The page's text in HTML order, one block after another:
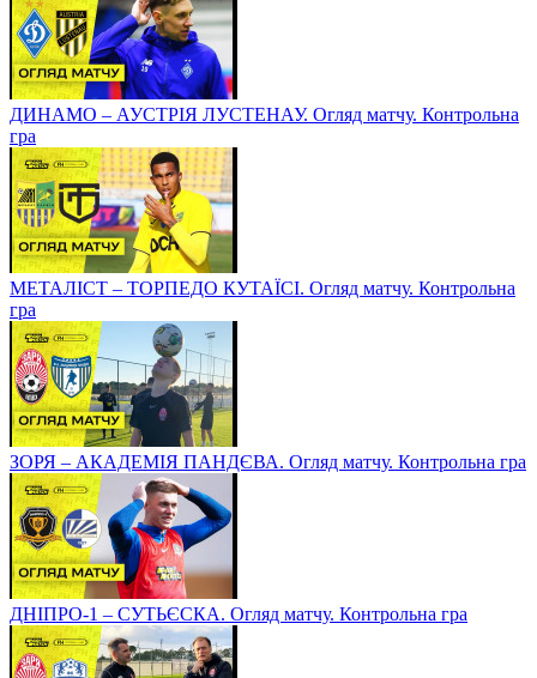
ДИНАМО – АУСТРІЯ ЛУСТЕНАУ. Огляд матчу. Контрольна
гра
МЕТАЛІСТ – ТОРПЕДО КУТАЇСІ. Огляд матчу. Контрольна
гра
ЗОРЯ – АКАДЕМІЯ ПАНДЄВА. Огляд матчу. Контрольна гра
ДНІПРО-1 – СУТЬЄСКА. Огляд матчу. Контрольна гра